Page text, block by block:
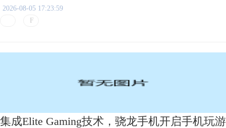
2026-08-05 17:23:59
集成Elite Gaming技术，骁龙手机开启手机玩游